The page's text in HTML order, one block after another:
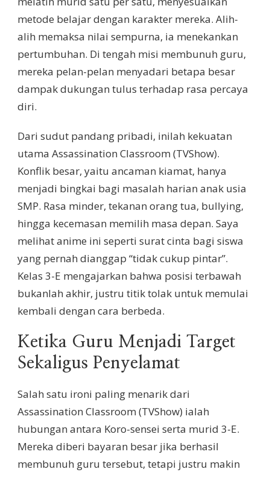
metode belajar dengan karakter mereka. Alih-
alih memaksa nilai sempurna, ia menekankan
pertumbuhan. Di tengah misi membunuh guru,
mereka pelan-pelan menyadari betapa besar
dampak dukungan tulus terhadap rasa percaya
diri.
Dari sudut pandang pribadi, inilah kekuatan
utama Assassination Classroom (TVShow).
Konflik besar, yaitu ancaman kiamat, hanya
menjadi bingkai bagi masalah harian anak usia
SMP. Rasa minder, tekanan orang tua, bullying,
hingga kecemasan memilih masa depan. Saya
melihat anime ini seperti surat cinta bagi siswa
yang pernah dianggap “tidak cukup pintar”.
Kelas 3-E mengajarkan bahwa posisi terbawah
bukanlah akhir, justru titik tolak untuk memulai
kembali dengan cara berbeda.
Ketika Guru Menjadi Target
Sekaligus Penyelamat
Salah satu ironi paling menarik dari
Assassination Classroom (TVShow) ialah
hubungan antara Koro-sensei serta murid 3-E.
Mereka diberi bayaran besar jika berhasil
membunuh guru tersebut, tetapi justru makin